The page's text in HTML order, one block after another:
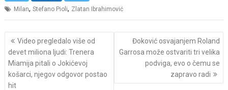
Milan,Stefano Pioli, Zlatan Ibrahimović
Post
navigation
Video pregledalo više od
devet miliona ljudi: Trenera
Miamija pitali o Jokićevoj
košarci, njegov odgovor postao
hit
Đoković osvajanjem Roland
Garrosa može ostvariti tri velika
podviga, evo o čemu se
zapravo radi